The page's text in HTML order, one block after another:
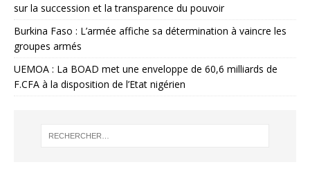
sur la succession et la transparence du pouvoir
Burkina Faso : L’armée affiche sa détermination à vaincre les
groupes armés
UEMOA : La BOAD met une enveloppe de 60,6 milliards de
F.CFA à la disposition de l’Etat nigérien